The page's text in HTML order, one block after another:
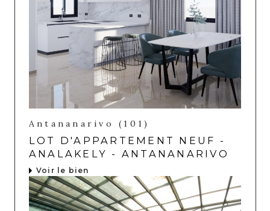
Antananarivo (101)
LOT D'APPARTEMENT NEUF -
ANALAKELY - ANTANANARIVO
Voir le bien